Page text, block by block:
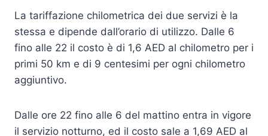
La tariffazione chilometrica dei due servizi è la
stessa e dipende dall’orario di utilizzo. Dalle 6
fino alle 22 il costo è di 1,6 AED al chilometro per i
primi 50 km e di 9 centesimi per ogni chilometro
aggiuntivo.
Dalle ore 22 fino alle 6 del mattino entra in vigore
il servizio notturno, ed il costo sale a 1,69 AED al